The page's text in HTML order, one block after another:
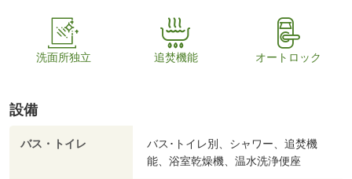
洗面所独立 追焚機能 オートロック
設備
バス・トイレ
バス･トイレ別、シャワー、追焚機
能、浴室乾燥機、温水洗浄便座